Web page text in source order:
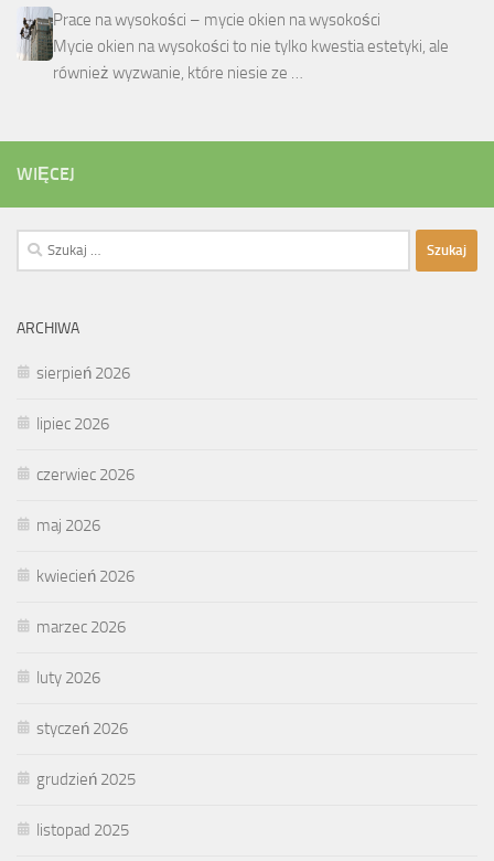
Prace na wysokości – mycie okien na wysokości
Mycie okien na wysokości to nie tylko kwestia estetyki, ale
również wyzwanie, które niesie ze …
WIĘCEJ
Szukaj:
ARCHIWA
sierpień 2026
lipiec 2026
czerwiec 2026
maj 2026
kwiecień 2026
marzec 2026
luty 2026
styczeń 2026
grudzień 2025
listopad 2025